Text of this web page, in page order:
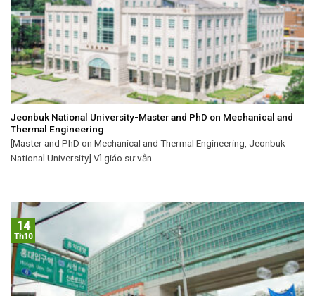
Jeonbuk National University-Master and PhD on Mechanical and
Thermal Engineering
[Master and PhD on Mechanical and Thermal Engineering, Jeonbuk
National University] Vì giáo sư vẫn ...
14
Th10